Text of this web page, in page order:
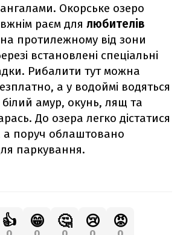
Окорське озеро
раєм для любителів
протилежному від зони
встановлені спеціальні
Рибалити тут можна
а у водоймі водяться
амур, окунь, лящ та
До озера легко дістатися
а поруч облаштовано
паркування.
👍 😁 🤔 😢 😡